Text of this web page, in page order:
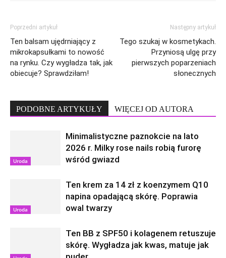
Poprzedni artykuł
Ten balsam ujędrniający z
mikrokapsułkami to nowość
na rynku. Czy wygładza tak, jak
obiecuje? Sprawdziłam!
Następny artykuł
Tego szukaj w kosmetykach.
Przyniosą ulgę przy
pierwszych poparzeniach
słonecznych
PODOBNE ARTYKUŁY WIĘCEJ OD AUTORA
Uroda
Minimalistyczne paznokcie na lato
2026 r. Milky rose nails robią furorę
wśród gwiazd
Uroda
Ten krem za 14 zł z koenzymem Q10
napina opadającą skórę. Poprawia
owal twarzy
Ten BB z SPF50 i kolagenem retuszuje
skórę. Wygładza jak kwas, matuje jak